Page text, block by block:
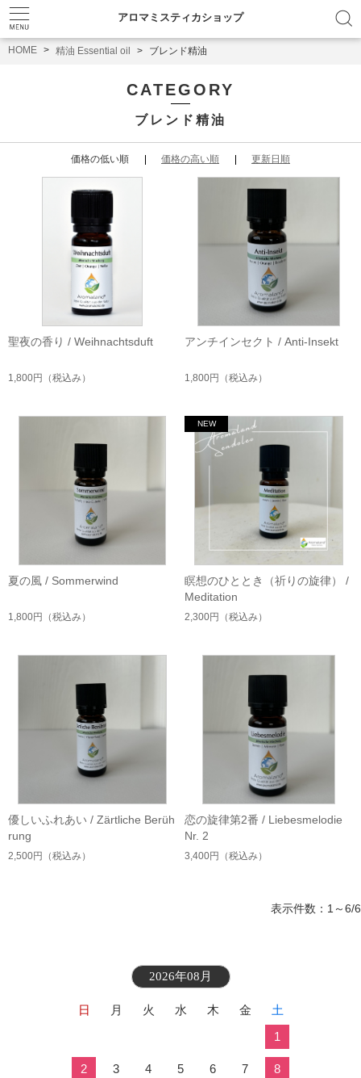
アロマミスティカショップ
HOME 精油 Essential oil ブレンド精油
CATEGORY
ブレンド精油
価格の低い順 価格の高い順 更新日順
聖夜の香り / Weihnachtsduft
1,800円 （税込み）
アンチインセクト / Anti-Insekt
1,800円 （税込み）
夏の風 / Sommerwind
1,800円 （税込み）
瞑想のひととき（祈りの旋律） /
Meditation
2,300円 （税込み）
優しいふれあい / Zärtliche Berüh
rung
2,500円 （税込み）
恋の旋律第2番 / Liebesmelodie
Nr. 2
3,400円 （税込み）
表示件数：1～6/6
2026年08月
日 月 火 水 木 金
土
1
2 3 4 5 6 7 8